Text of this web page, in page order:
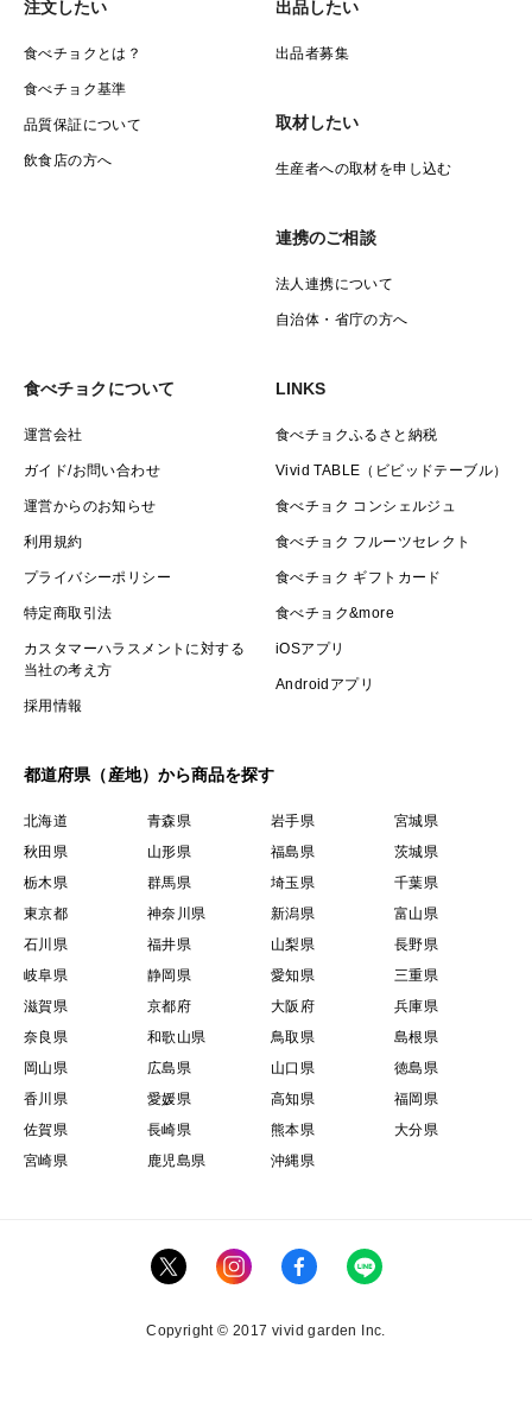
注文したい
食べチョクとは？
食べチョク基準
品質保証について
飲食店の方へ
出品したい
出品者募集
取材したい
生産者への取材を申し込む
連携のご相談
法人連携について
自治体・省庁の方へ
食べチョクについて
運営会社
ガイド/お問い合わせ
運営からのお知らせ
利用規約
プライバシーポリシー
特定商取引法
カスタマーハラスメントに対する
当社の考え方
採用情報
LINKS
食べチョクふるさと納税
Vivid TABLE（ビビッドテーブル）
食べチョク コンシェルジュ
食べチョク フルーツセレクト
食べチョク ギフトカード
食べチョク&more
iOSアプリ
Androidアプリ
都道府県（産地）から商品を探す
北海道 青森県 岩手県
宮城県
秋田県
山形県 福島県
茨城県
栃木県
群馬県 埼玉県
千葉県
東京都
神奈川県 新潟県
富山県
石川県
福井県 山梨県
長野県
岐阜県
静岡県 愛知県
三重県
滋賀県
京都府 大阪府
兵庫県
奈良県
和歌山県 鳥取県
島根県
岡山県
広島県 山口県
徳島県
香川県
愛媛県 高知県
福岡県
佐賀県
長崎県 熊本県
大分県
宮崎県
鹿児島県 沖縄県
Copyright © 2017 vivid garden Inc.